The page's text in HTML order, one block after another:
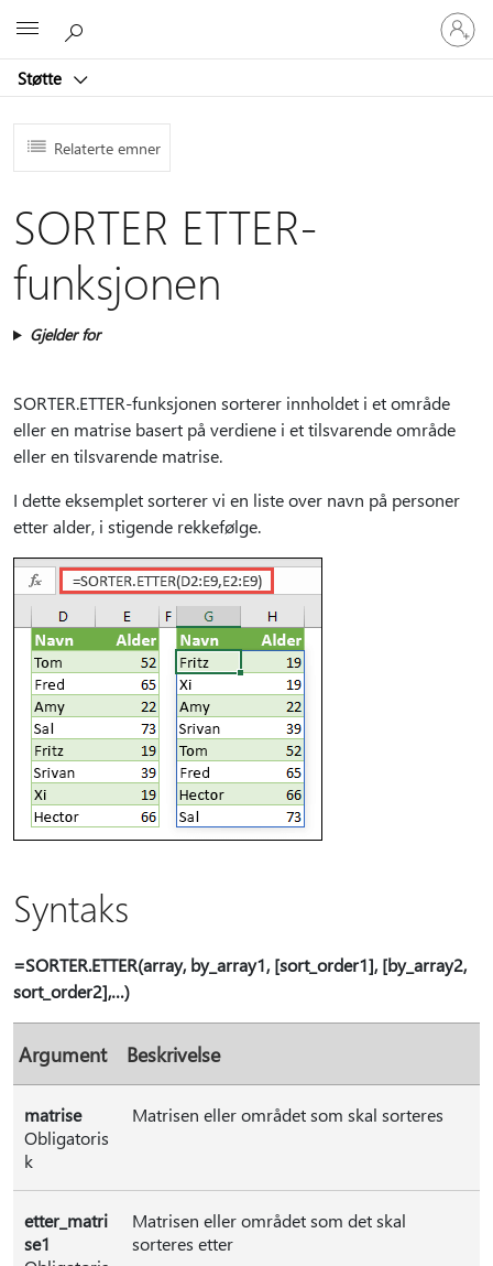
Støtte
Logg
på
kontoen
Relaterte emner
SORTER ETTER-
funksjonen
Gjelder for
SORTER.ETTER-funksjonen sorterer innholdet i et område
eller en matrise basert på verdiene i et tilsvarende område
eller en tilsvarende matrise.
I dette eksemplet sorterer vi en liste over navn på personer
etter alder, i stigende rekkefølge.
Syntaks
=SORTER.ETTER(array, by_array1, [sort_order1], [by_array2,
sort_order2],…)
Argument Beskrivelse
matrise
Obligatoris
k
Matrisen eller området som skal sorteres
etter_matri
se1
Matrisen eller området som det skal
sorteres etter